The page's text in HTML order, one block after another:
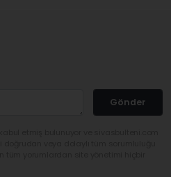
Gönder